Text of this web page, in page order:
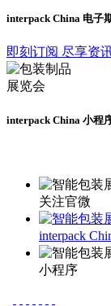
interpack China 电子
即刻订阅 尽享资
interpack China 小程
关注官微
interpack
小程序